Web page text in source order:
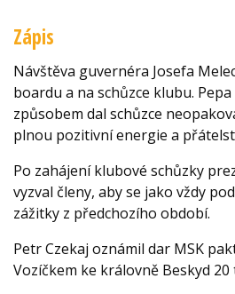
Zápis
Návštěva guvernéra Josefa
boardu a na schůzce klubu.
způsobem dal schůzce
plnou pozitivní energie a
Po zahájení klubové schůzky
vyzval členy, aby se jako vždy
zážitky z předchozího období.
Petr Czekaj oznámil dar MSK
Vozíčkem ke královně Beskyd 20